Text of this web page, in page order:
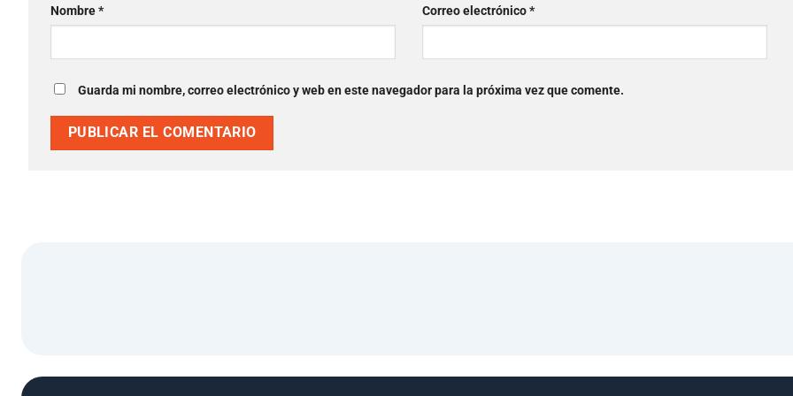
Nombre* Correo electrónico*
Guarda mi nombre, correo electrónico y web en este navegador para la próxima vez que comente.